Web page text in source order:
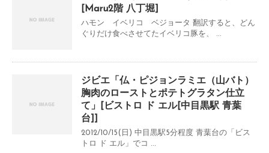
[Maru2階 八丁堀]
ハモン イベリコ ベジョータ 翻訳すると、どん
ぐりだけ食べさせてたイベリコ豚を、 ...
ジビエ「仏・ピジョンラミエ（山バト）
胸肉のローストとポテトグラタン仕立
て」[ビストロ ド エル[中目黒駅 青葉
台]]
2012/10/15(日) 中目黒駅5分程度 青葉台の「ビス
トロ ド エル」でコ ...